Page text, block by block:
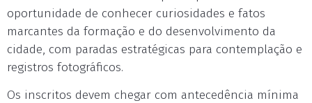
oportunidade de conhecer curiosidades e fatos
marcantes da formação e do desenvolvimento da
cidade, com paradas estratégicas para contemplação e
registros fotográficos.
Os inscritos devem chegar com antecedência mínima